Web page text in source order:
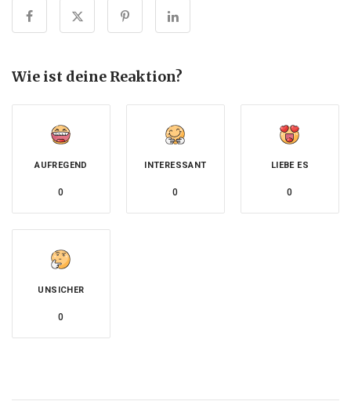
Wie ist deine Reaktion?
AUFREGEND
0
INTERESSANT
0
LIEBE ES
0
UNSICHER
0